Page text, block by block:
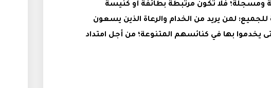
فلا تكون مرتبطة بطائفة أو كنيسة
لمن يريد من الخدام والرعاة الذين يسعون
يخدموا بها في كنائسهم المتنوعة؛ من أجل امتداد